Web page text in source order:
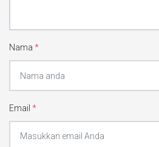
Nama *
Email *